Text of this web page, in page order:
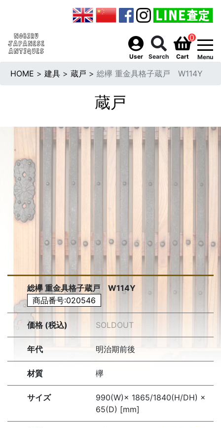
User Search
0
Cart Menu
HOME > 建具 > 蔵戸 > 総欅 重金具格子蔵戸 W114Y
蔵戸
総欅 重金具格子蔵戸 W114Y
商品番号:020546
価格 (税込) SOLDOUT
年代 明治期前後
材質 欅
サイズ
990(W)× 1865/1840(H/DH) ×
65(D) [mm]